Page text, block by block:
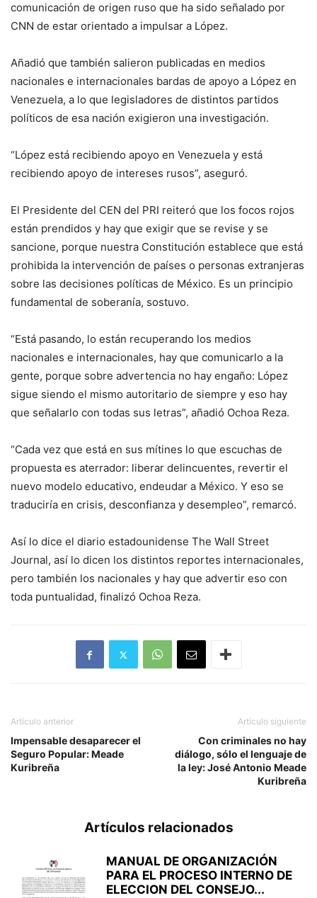
comunicación de origen ruso que ha sido señalado por
CNN de estar orientado a impulsar a López.
Añadió que también salieron publicadas en medios
nacionales e internacionales bardas de apoyo a López en
Venezuela, a lo que legisladores de distintos partidos
políticos de esa nación exigieron una investigación.
“López está recibiendo apoyo en Venezuela y está
recibiendo apoyo de intereses rusos”, aseguró.
El Presidente del CEN del PRI reiteró que los focos rojos
están prendidos y hay que exigir que se revise y se
sancione, porque nuestra Constitución establece que está
prohibida la intervención de países o personas extranjeras
sobre las decisiones políticas de México. Es un principio
fundamental de soberanía, sostuvo.
“Está pasando, lo están recuperando los medios
nacionales e internacionales, hay que comunicarlo a la
gente, porque sobre advertencia no hay engaño: López
sigue siendo el mismo autoritario de siempre y eso hay
que señalarlo con todas sus letras”, añadió Ochoa Reza.
“Cada vez que está en sus mítines lo que escuchas de
propuesta es aterrador: liberar delincuentes, revertir el
nuevo modelo educativo, endeudar a México. Y eso se
traduciría en crisis, desconfianza y desempleo”, remarcó.
Así lo dice el diario estadounidense The Wall Street
Journal, así lo dicen los distintos reportes internacionales,
pero también los nacionales y hay que advertir eso con
toda puntualidad, finalizó Ochoa Reza.
Artículo anterior
Impensable desaparecer el
Seguro Popular: Meade
Kuribreña
Artículo siguiente
Con criminales no hay
diálogo, sólo el lenguaje de
la ley: José Antonio Meade
Kuribreña
Artículos relacionados
MANUAL DE ORGANIZACIÓN
PARA EL PROCESO INTERNO DE
ELECCION DEL CONSEJO...